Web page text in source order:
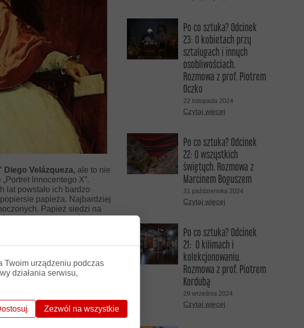
Diego Velázqueza, ale to nie
Innocentego X”.
lat powstało ich bardzo
papieża. Najbardziej
Papież siedzi na
lecz przeraźliwie
wyraz twarzy, a usta
motyw w obrazach
znajomi i przyjaciele
silna inspiracja, do
Po co sztuka? Odcinek
23: O kobietach przy
sztalugach i innych
osobliwościach.
Rozmowa z prof. Piotrem
Oczko
22 listopada 2024
Czytaj więcej
Po co sztuka? Odcinek
22: O wszystkich
świętych. Rozmowa z
Marcinem Boguszem
31 października 2024
Czytaj więcej
Po co sztuka? Odcinek
21: O kilimach i
kolekcjonowaniu.
Rozmowa z prof. Piotrem
Kordubą
29 września 2024
Czytaj więcej
Twoim urządzeniu podczas
działania serwisu,
Zezwól na wszystkie